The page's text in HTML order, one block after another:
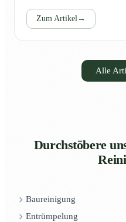
Zum Artikel→
Alle
Durchstöbere
Baureinigung
Entrümpelung